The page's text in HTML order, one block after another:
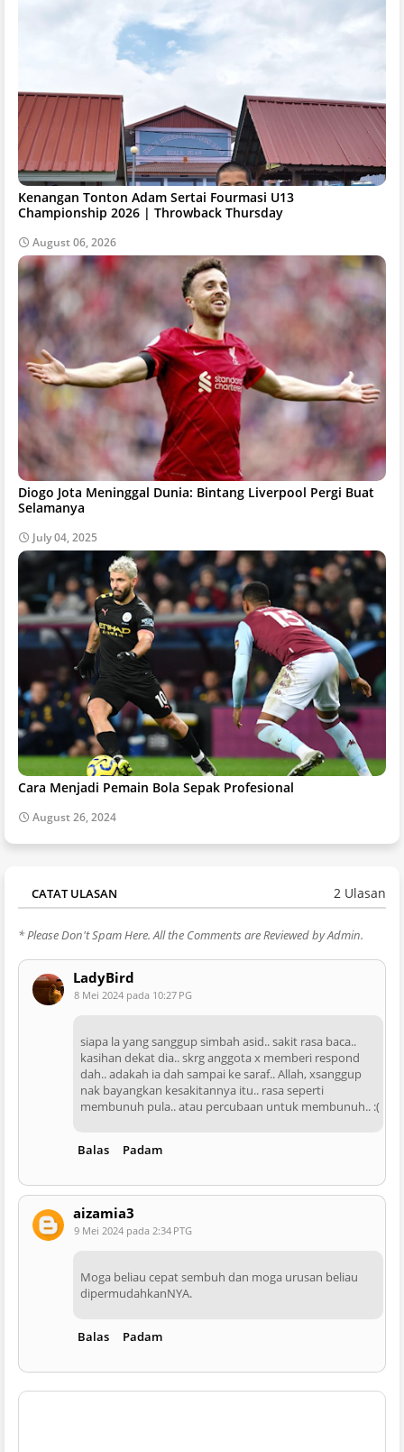
Kenangan Tonton Adam Sertai Fourmasi U13
Championship 2026 | Throwback Thursday
August 06, 2026
Diogo Jota Meninggal Dunia: Bintang Liverpool Pergi Buat
Selamanya
July 04, 2025
Cara Menjadi Pemain Bola Sepak Profesional
August 26, 2024
CATAT ULASAN 2 Ulasan
* Please Don't Spam Here. All the Comments are Reviewed by Admin.
LadyBird
8 Mei 2024 pada 10:27 PG
siapa la yang sanggup simbah asid.. sakit rasa baca..
kasihan dekat dia.. skrg anggota x memberi respond
dah.. adakah ia dah sampai ke saraf.. Allah, xsanggup
nak bayangkan kesakitannya itu.. rasa seperti
membunuh pula.. atau percubaan untuk membunuh.. :(
Balas Padam
aizamia3
9 Mei 2024 pada 2:34 PTG
Moga beliau cepat sembuh dan moga urusan beliau
dipermudahkanNYA.
Balas Padam